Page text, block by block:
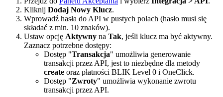
Kliknij Dodaj Nowy Klucz.
Wprowadź hasła do API w pustych polach (hasło musi się
składać z min. 10 znaków).
Ustaw opcję Aktywny na Tak, jeśli klucz ma być aktywny.
Zaznacz potrzebne dostępy:
Dostęp "Transakcja" umożliwia generowanie
transakcji przez API, jest to niezbędne dla metody
create oraz płatności BLIK Level 0 i OneClick.
Dostęp "Zwroty" umożliwia wykonanie zwrotu
transakcji przez API.